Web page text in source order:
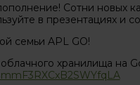
Сотни новых
в презентациях и
семьи APL GO!
хранилища на